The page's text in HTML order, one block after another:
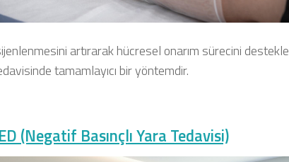
artırarak hücresel onarım sürecini
tamamlayıcı bir yöntemdir.
(Negatif Basınçlı Yara Tedavisi)